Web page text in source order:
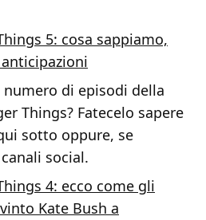
5: cosa sappiamo,
di episodi della
Things? Fatecelo sapere
sotto oppure, se
social.
4: ecco come gli
Kate Bush a